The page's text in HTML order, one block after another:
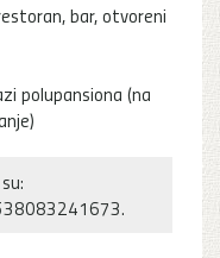
bar, otvoreni
polupansiona (na